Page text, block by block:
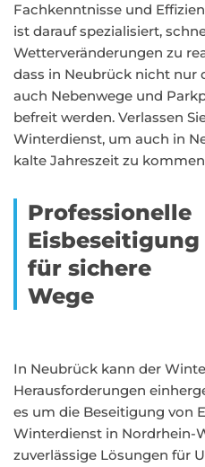
Fachkenntnisse und
ist darauf spezialisiert,
Wetterveränderungen zu
dass in Neubrück nicht nur
auch Nebenwege und
befreit werden. Verlassen
Winterdienst, um auch in
kalte Jahreszeit zu
Professionelle
Eisbeseitigung
für sichere
Wege
In Neubrück kann der
Herausforderungen
es um die Beseitigung von
Winterdienst in Nordrhein-
zuverlässige Lösungen für